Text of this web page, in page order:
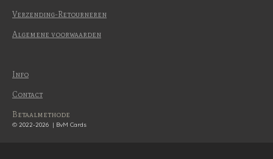
Verzending-Retourneren
Algemene voorwaarden
Info
Contact
Betaalmethode
© 2022-2026 | BvM Cards